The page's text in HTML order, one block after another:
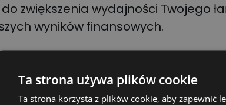
zwiększenia wydajności Twojego
wyników finansowych.
zagrożeń i decyzje zarządcze –
potencjalnych ryzyk
rzeczywistym.
Ta strona używa plików cookie
Ta strona korzysta z plików cookie, aby zapewnić